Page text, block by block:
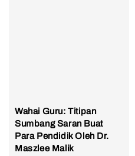
Wahai Guru: Titipan
Sumbang Saran Buat
Para Pendidik Oleh Dr.
Maszlee Malik